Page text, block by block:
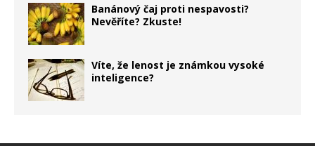
Banánový čaj proti nespavosti?
Nevěříte? Zkuste!
Víte, že lenost je známkou vysoké
inteligence?